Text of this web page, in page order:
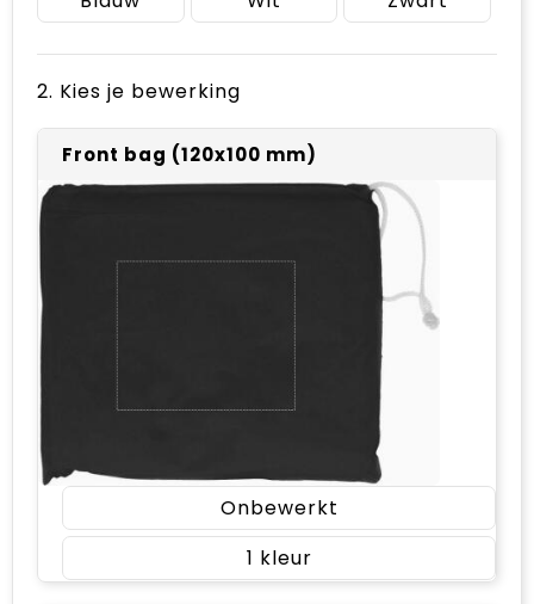
2. Kies je bewerking
Front bag (120x100 mm)
Onbewerkt
1